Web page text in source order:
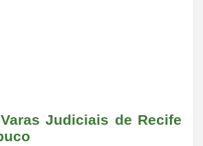
Judiciais de Recife